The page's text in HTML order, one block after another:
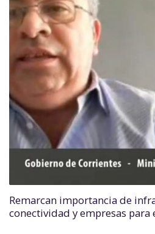
Remarcan importancia de
conectividad y empresas para